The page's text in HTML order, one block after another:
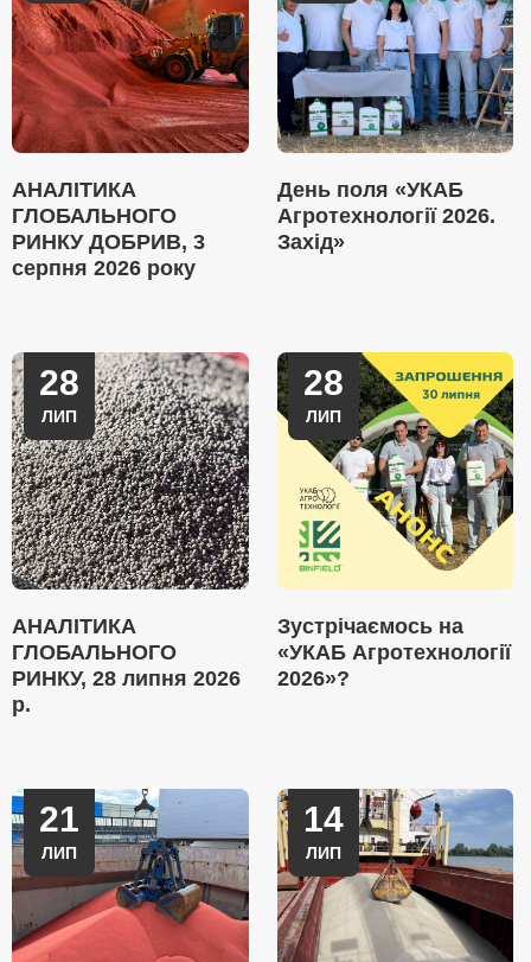
АНАЛІТИКА
ГЛОБАЛЬНОГО
РИНКУ ДОБРИВ, 3
серпня 2026 року
День поля «УКАБ
Агротехнології 2026.
Захід»
28
ЛИП
АНАЛІТИКА
ГЛОБАЛЬНОГО
РИНКУ, 28 липня 2026
р.
28
ЛИП
Зустрічаємось на
«УКАБ Агротехнології
2026»?
21
ЛИП
14
ЛИП